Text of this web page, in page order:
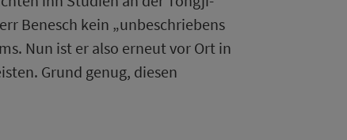
Benesch kein „unbeschriebens
Nun ist er also erneut vor Ort in
Grund genug, diesen